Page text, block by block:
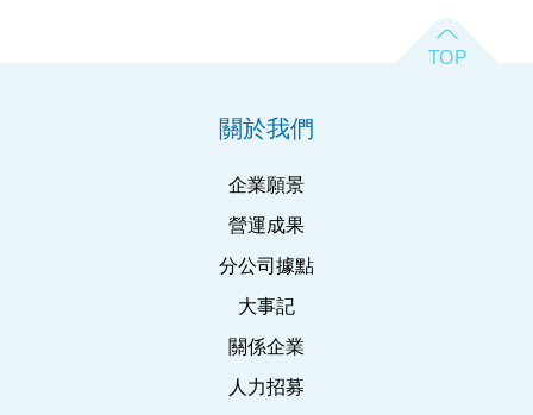
關於我們
企業願景
營運成果
分公司據點
大事記
關係企業
人力招募